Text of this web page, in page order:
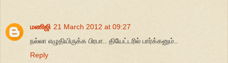
மணிஜி 21 March 2012 at 09:27
நல்லா எழுதியிருக்க பிரபா.. தியேட்டரில் பார்க்கனும்..
Reply